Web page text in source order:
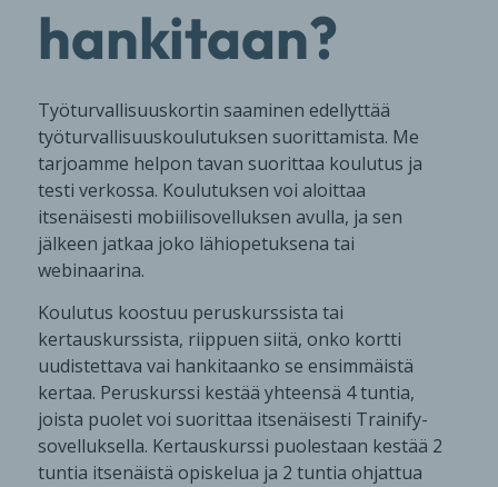
hankitaan?
Työturvallisuuskortin saaminen edellyttää
työturvallisuuskoulutuksen suorittamista. Me
tarjoamme helpon tavan suorittaa koulutus ja
testi verkossa. Koulutuksen voi aloittaa
itsenäisesti mobiilisovelluksen avulla, ja sen
jälkeen jatkaa joko lähiopetuksena tai
webinaarina.
Koulutus koostuu peruskurssista tai
kertauskurssista, riippuen siitä, onko kortti
uudistettava vai hankitaanko se ensimmäistä
kertaa. Peruskurssi kestää yhteensä 4 tuntia,
joista puolet voi suorittaa itsenäisesti Trainify-
sovelluksella. Kertauskurssi puolestaan kestää 2
tuntia itsenäistä opiskelua ja 2 tuntia ohjattua